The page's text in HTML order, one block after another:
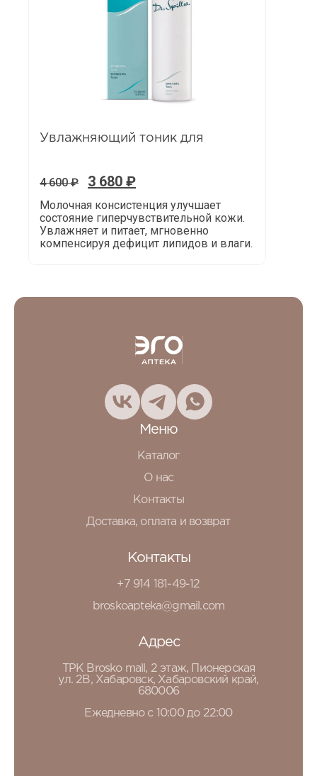
Увлажняющий тоник для
4 600₽ 3 680 ₽
Молочная консистенция улучшает
состояние гиперчувствительной кожи.
Увлажняет и питает, мгновенно
компенсируя дефицит липидов и влаги.
Меню
Каталог
О нас
Контакты
Доставка, оплата и возврат
Контакты
+7 914 181-49-12
broskoapteka@gmail.com
Адрес
ТРК Brosko mall, 2 этаж, Пионерская
ул. 2В, Хабаровск, Хабаровский край,
680006
Ежедневно с 10:00 до 22:00